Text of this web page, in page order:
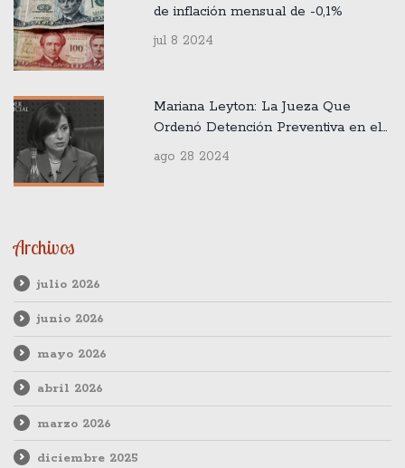
de inflación mensual de -0,1%
jul 8 2024
Mariana Leyton: La Jueza Que
Ordenó Detención Preventiva en el
Controversial Caso Audios
ago 28 2024
Archivos
julio 2026
junio 2026
mayo 2026
abril 2026
marzo 2026
diciembre 2025